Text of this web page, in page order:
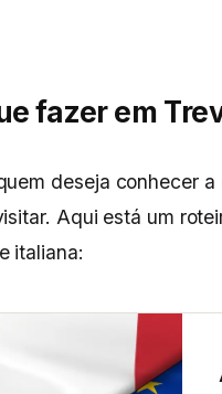
fazer em
deseja conhecer
Aqui está um
italiana: